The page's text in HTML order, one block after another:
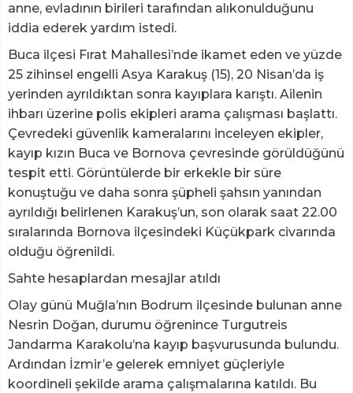
anne, evladının birileri tarafından alıkonulduğunu
iddia ederek yardım istedi.
Buca ilçesi Fırat Mahallesi’nde ikamet eden ve yüzde
25 zihinsel engelli Asya Karakuş (15), 20 Nisan’da iş
yerinden ayrıldıktan sonra kayıplara karıştı. Ailenin
ihbarı üzerine polis ekipleri arama çalışması başlattı.
Çevredeki güvenlik kameralarını inceleyen ekipler,
kayıp kızın Buca ve Bornova çevresinde görüldüğünü
tespit etti. Görüntülerde bir erkekle bir süre
konuştuğu ve daha sonra şüpheli şahsın yanından
ayrıldığı belirlenen Karakuş’un, son olarak saat 22.00
sıralarında Bornova ilçesindeki Küçükpark civarında
olduğu öğrenildi.
Sahte hesaplardan mesajlar atıldı
Olay günü Muğla’nın Bodrum ilçesinde bulunan anne
Nesrin Doğan, durumu öğrenince Turgutreis
Jandarma Karakolu’na kayıp başvurusunda bulundu.
Ardından İzmir’e gelerek emniyet güçleriyle
koordineli şekilde arama çalışmalarına katıldı. Bu